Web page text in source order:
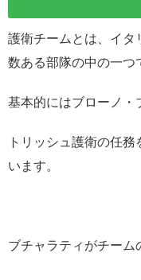
護衛チームとは、イタ
数ある部隊の中の一つ
基本的にはブローノ・
トリッシュ護衛の任
います。
ブチャラティがチーム